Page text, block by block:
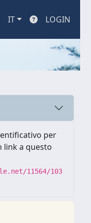
IT LOGIN
per
link a questo
11564/103